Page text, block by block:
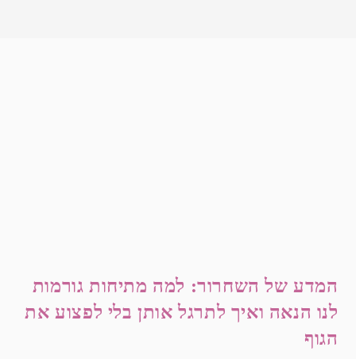
המדע של השחרור: למה מתיחות גורמות
לנו הנאה ואיך לתרגל אותן בלי לפצוע את
הגוף